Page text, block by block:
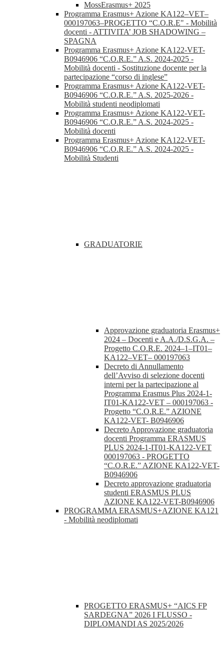
MossErasmus+ 2025
Programma Erasmus+ Azione KA122–VET–
000197063–PROGETTO “C.O.R.E" - Mobilità
docenti - ATTIVITA’ JOB SHADOWING –
SPAGNA
Programma Erasmus+ Azione KA122-VET-
B0946906 “C.O.R.E.” A.S. 2024-2025 -
Mobilità docenti - Sostituzione docente per la
partecipazione “corso di inglese”
Programma Erasmus+ Azione KA122-VET-
B0946906 “C.O.R.E.” A.S. 2025-2026 -
Mobilità studenti neodiplomati
Programma Erasmus+ Azione KA122-VET-
B0946906 “C.O.R.E.” A.S. 2024-2025 -
Mobilità docenti
Programma Erasmus+ Azione KA122-VET-
B0946906 “C.O.R.E.” A.S. 2024-2025 -
Mobilità Studenti
GRADUATORIE
Approvazione graduatoria Erasmus+
2024 – Docenti e A.A./D.S.G.A. –
Progetto C.O.R.E. 2024–1–IT01–
KA122–VET– 000197063
Decreto di Annullamento
dell’Avviso di selezione docenti
interni per la partecipazione al
Programma Erasmus Plus 2024-1-
IT01-KA122-VET – 000197063 -
Progetto “C.O.R.E.” AZIONE
KA122-VET- B0946906
Decreto Approvazione graduatoria
docenti Programma ERASMUS
PLUS 2024-1-IT01-KA122-VET
000197063 - PROGETTO
“C.O.R.E.” AZIONE KA122-VET-
B0946906
Decreto approvazione graduatoria
studenti ERASMUS PLUS
AZIONE KA122-VET-B0946906
PROGRAMMA ERASMUS+AZIONE KA121
- Mobilità neodiplomati
PROGETTO ERASMUS+ “AICS FP
SARDEGNA” 2026 I FLUSSO -
DIPLOMANDI AS 2025/2026